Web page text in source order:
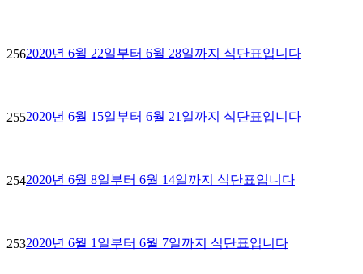
2562020년 6월 22일부터 6월 28일까지 식단표입니다
2552020년 6월 15일부터 6월 21일까지 식단표입니다
2542020년 6월 8일부터 6월 14일까지 식단표입니다
2532020년 6월 1일부터 6월 7일까지 식단표입니다